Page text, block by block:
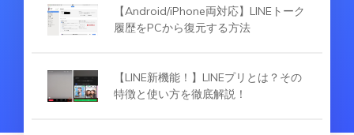
【Android/iPhone両対応】LINEトーク
履歴をPCから復元する方法
【LINE新機能！】LINEプリとは？その
特徴と使い方を徹底解説！